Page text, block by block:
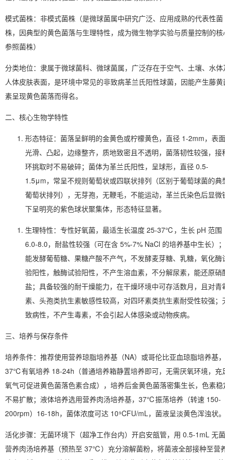
模式菌株：非模式菌株（是微球菌属中研究广泛、应用成熟的代表性菌
株，因典型的黄色菌落与生理特性，成为微生物学实验与质量控制的核
参照菌株）
分类地位：隶属于微球菌科、微球菌属，广泛存在于空气、土壤、水体
人体皮肤表面，是环境中常见的非致病革兰氏阳性球菌，因能产生藤黄
素呈现黄色菌落而得名。
二、核心生物学特性
形态特征：菌落呈鲜明的金黄色或柠檬黄色，直径 1-2mm，表面
光滑、凸起，边缘整齐，质地致密且不透明，菌落韧性较强，接
环挑取时不易破碎；菌体为革兰氏阳性，呈球形，直径 0.5-
1.5μm，常呈不规则葡萄状或四联状排列（区别于葡萄球菌的典
葡萄状排列），无芽孢，无鞭毛，不能运动，革兰氏染色后显微
下呈明亮的紫色球状聚集体，形态特征显著。
生理特性：专性好氧菌，最适生长温度 25-37℃，生长 pH 范围
6.0-8.0，耐盐性较强（可在含 5%-7% NaCl 的培养基中生长）；
能发酵葡萄糖、果糖产酸不产气，不发酵麦芽糖、乳糖，氧化酶
验阳性，触酶试验阳性，不产生溶血素，不分解尿素，能还原硝
盐；具备较强的耐干燥能力，在干燥环境中可存活数月，且对青
素、头孢类抗生素敏感性较高，对四环素类抗生素耐受性较强；
致病性，不产生毒素，不会引起人体感染或动物疾病。
三、培养与保存条件
培养条件：推荐使用营养琼脂培养基（NA）或哥伦比亚血琼脂培养基，
37℃有氧培养 18-24h（普通培养箱静置培养即可，无需厌氧环境，充
氧气可促进黄色菌落色素合成），培养后金黄色菌落密集生长，色素稳
不易扩散；液体培养选用营养肉汤培养基，37℃振荡培养（转速 150-
200rpm）16-18h，菌体浓度可达 10⁹CFU/mL，菌液呈淡黄色浑浊状。
活化步骤：无菌环境下（超净工作台内）开启安瓿管，用 0.5-1mL 无菌
营养肉汤培养基（预热至 37℃）充分溶解菌粉，将菌液全部接种至营